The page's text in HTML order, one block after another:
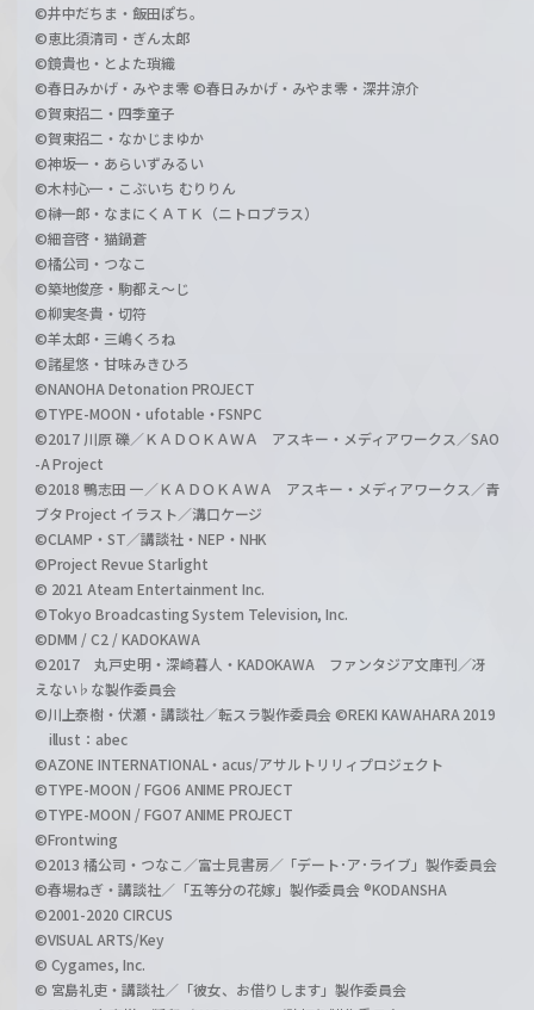
©井中だちま・飯田ぽち。
©恵比須清司・ぎん太郎
©鏡貴也・とよた瑣織
©春日みかげ・みやま零 ©春日みかげ・みやま零・深井涼介
©賀東招二・四季童子
©賀東招二・なかじまゆか
©神坂一・あらいずみるい
©木村心一・こぶいち むりりん
©榊一郎・なまにくＡＴＫ（ニトロプラス）
©細音啓・猫鍋蒼
©橘公司・つなこ
©築地俊彦・駒都え～じ
©柳実冬貴・切符
©羊太郎・三嶋くろね
©諸星悠・甘味みきひろ
©NANOHA Detonation PROJECT
©TYPE-MOON・ufotable・FSNPC
©2017 川原 礫／ＫＡＤＯＫＡＷＡ アスキー・メディアワークス／SAO
-A Project
©2018 鴨志田 一／ＫＡＤＯＫＡＷＡ アスキー・メディアワークス／青
ブタ Project イラスト／溝口ケージ
©CLAMP・ST／講談社・NEP・NHK
©Project Revue Starlight
© 2021 Ateam Entertainment Inc.
©Tokyo Broadcasting System Television, Inc.
©DMM / C2 / KADOKAWA
©2017 丸戸史明・深崎暮人・KADOKAWA ファンタジア文庫刊／冴
えない♭な製作委員会
©川上泰樹・伏瀬・講談社／転スラ製作委員会 ©REKI KAWAHARA 2019
illust：abec
©AZONE INTERNATIONAL・acus/アサルトリリィプロジェクト
©TYPE-MOON / FGO6 ANIME PROJECT
©TYPE-MOON / FGO7 ANIME PROJECT
©Frontwing
©2013 橘公司・つなこ／富士見書房／「デート･ア･ライブ」製作委員会
©春場ねぎ・講談社／「五等分の花嫁」製作委員会 ®KODANSHA
©2001-2020 CIRCUS
©VISUAL ARTS/Key
© Cygames, Inc.
© 宮島礼吏・講談社／「彼女、お借りします」製作委員会